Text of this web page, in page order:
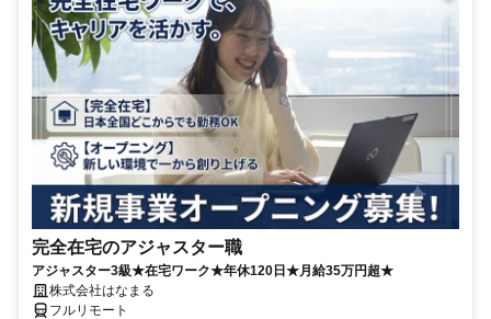
完全在宅のアジャスター職
アジャスター3級★在宅ワーク★年休120日★月給35万円超★
株式会社はなまる
フルリモート